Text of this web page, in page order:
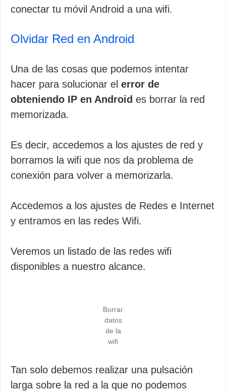
conectar tu móvil Android a una wifi.
Olvidar Red en Android
Una de las cosas que podemos intentar
hacer para solucionar el error de
obteniendo IP en Android es borrar la red
memorizada.
Es decir, accedemos a los ajustes de red y
borramos la wifi que nos da problema de
conexión para volver a memorizarla.
Accedemos a los ajustes de Redes e Internet
y entramos en las redes Wifi.
Veremos un listado de las redes wifi
disponibles a nuestro alcance.
Borrar
datos
de la
wifi
Tan solo debemos realizar una pulsación
larga sobre la red a la que no podemos